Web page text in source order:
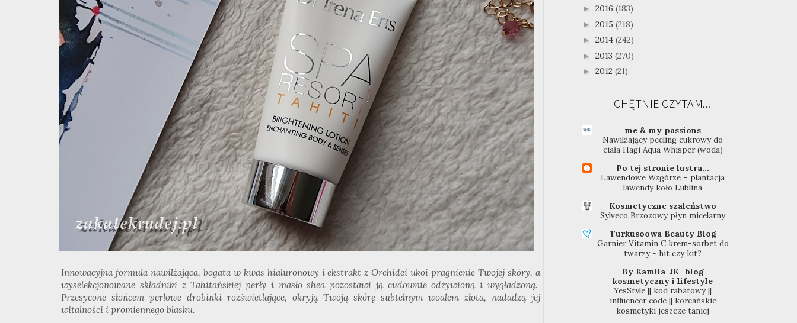
Innowacyjna formuła nawilżająca, bogata w kwas hialuronowy i ekstrakt z Orchidei ukoi pragnienie Twojej skóry, a
wyselekcjonowane składniki z Tahitańskiej perły i masło shea pozostawi ją cudownie odżywioną i wygładzoną.
Przesycone słońcem perłowe drobinki rozświetlające, okryją Twoją skórę subtelnym woalem złota, nadadzą jej
witalności i promiennego blasku.
► 2016 (183)
► 2015 (218)
► 2014 (242)
► 2013 (270)
► 2012 (21)
CHĘTNIE CZYTAM...
me & my passions
Nawilżający peeling cukrowy do
ciała Hagi Aqua Whisper (woda)
Po tej stronie lustra...
Lawendowe Wzgórze – plantacja
lawendy koło Lublina
Kosmetyczne szaleństwo
Sylveco Brzozowy płyn micelarny
Turkusoowa Beauty Blog
Garnier Vitamin C krem-sorbet do
twarzy - hit czy kit?
By Kamila-JK- blog
kosmetyczny i lifestyle
YesStyle || kod rabatowy ||
influencer code || koreańskie
kosmetyki jeszcze taniej